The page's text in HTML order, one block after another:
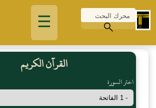
☰
القرآن الكريم
اختر السورة